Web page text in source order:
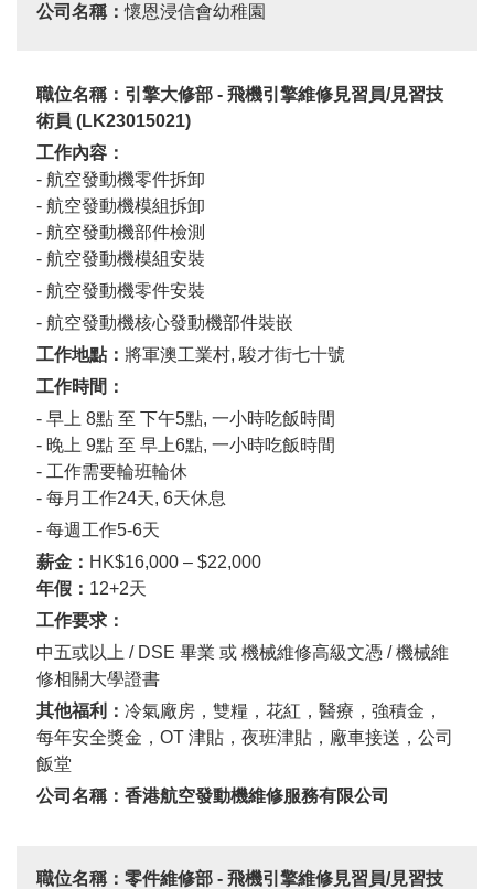
公司名稱：懷恩浸信會幼稚園
職位名稱：引擎大修部 - 飛機引擎維修見習員/見習技
術員 (LK23015021)
工作內容：
- 航空發動機零件拆卸
- 航空發動機模組拆卸
- 航空發動機部件檢測
- 航空發動機模組安裝
- 航空發動機零件安裝
- 航空發動機核心發動機部件裝嵌
工作地點： 將軍澳工業村, 駿才街七十號
工作時間：
- 早上 8點 至 下午5點, 一小時吃飯時間
- 晚上 9點 至 早上6點, 一小時吃飯時間
- 工作需要輪班輪休
- 每月工作24天, 6天休息
- 每週工作5-6天
薪金： HK$16,000 – $22,000
年假： 12+2天
工作要求：
中五或以上 / DSE 畢業 或 機械維修高級文憑 /機械維
修相關大學證書
其他福利： 冷氣廠房，雙糧，花紅，醫療，強積金，
每年安全獎金， OT 津貼，夜班津貼，廠車接送，公司
飯堂
公司名稱：香港航空發動機維修服務有限公司
職位名稱：零件維修部 - 飛機引擎維修見習員/見習技